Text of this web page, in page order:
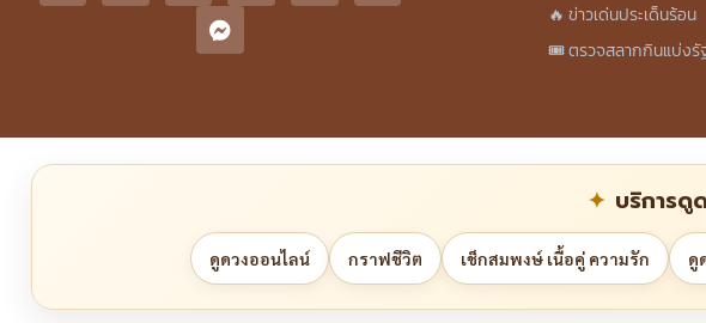
🔥 ข่าวเด่นประเด็นร้อน
🎟️ ตรวจสลากกินแบ่งรั
บริการดู
ดูดวงออนไลน์ กราฟชีวิต เช็กสมพงษ์ เนื้อคู่ ความรัก ดู